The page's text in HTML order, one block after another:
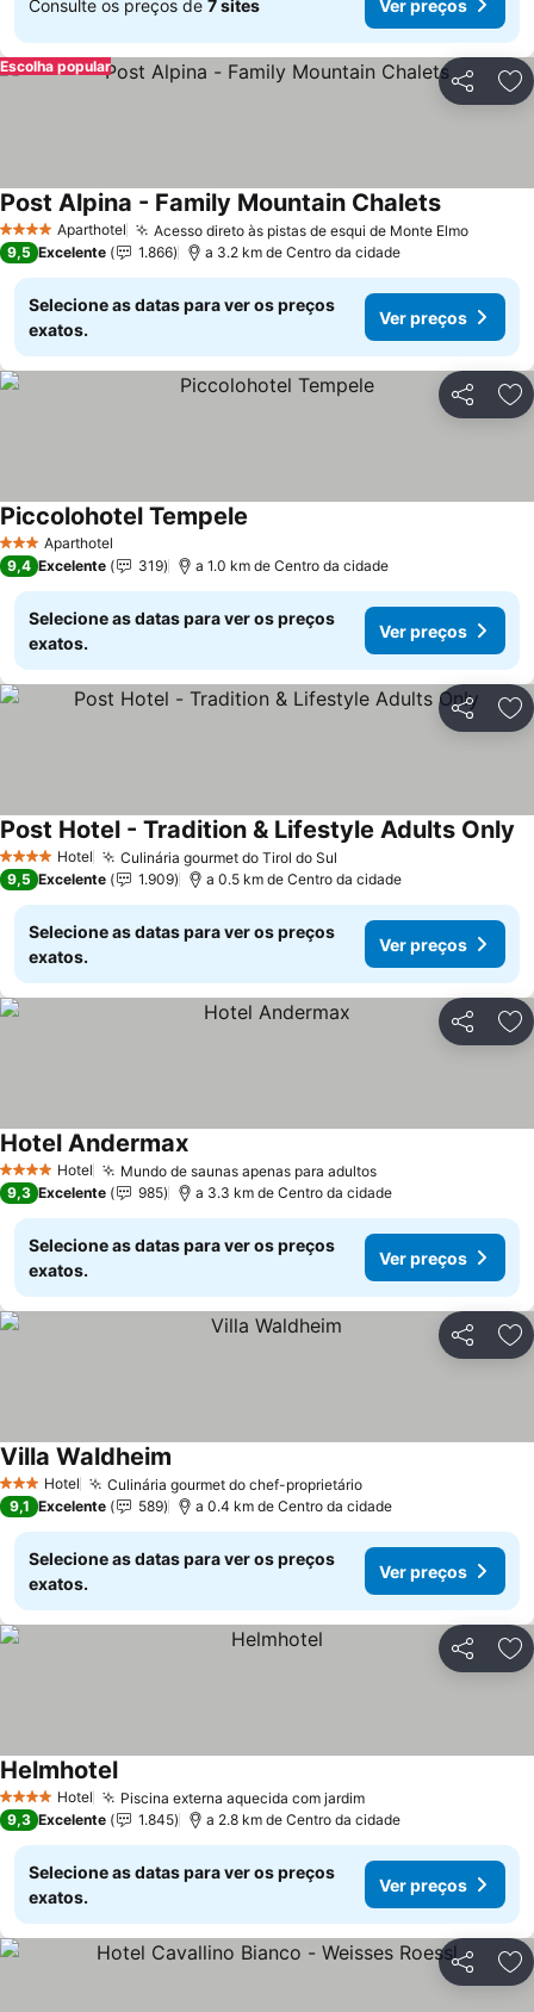
Consulte os preços de 7 sites Ver preços
Partilhar
Escolha popular
4 EstrelasAparthotel Acesso direto às pistas de esqui de Monte Elmo
Post Alpina - Family Mountain Chalets
9,5 Excelente 1.866 a 3.2 km de Centro da cidade
Selecione as datas para ver os preços
exatos.
Ver preços
Partilhar
3 EstrelasAparthotel
Piccolohotel Tempele
9,4 Excelente 319 a 1.0 km de Centro da cidade
Selecione as datas para ver os preços
exatos.
Ver preços
Partilhar
4 EstrelasHotel Culinária gourmet do Tirol do Sul
Post Hotel - Tradition & Lifestyle Adults Only
9,5 Excelente 1.909 a 0.5 km de Centro da cidade
Selecione as datas para ver os preços
exatos.
Ver preços
Partilhar
4 EstrelasHotel Mundo de saunas apenas para adultos
Hotel Andermax
9,3 Excelente 985 a 3.3 km de Centro da cidade
Selecione as datas para ver os preços
exatos.
Ver preços
Partilhar
3 EstrelasHotel Culinária gourmet do chef-proprietário
Villa Waldheim
9,1 Excelente 589 a 0.4 km de Centro da cidade
Selecione as datas para ver os preços
exatos.
Ver preços
Partilhar
4 EstrelasHotel Piscina externa aquecida com jardim
Helmhotel
9,3 Excelente 1.845 a 2.8 km de Centro da cidade
Selecione as datas para ver os preços
exatos.
Ver preços
Partilhar